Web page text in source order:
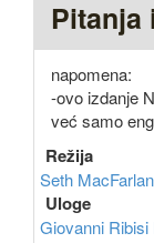
Pitanja
napomena:
-ovo izdanje
već samo
Režija
Seth
Uloge
Giovanni Ribisi